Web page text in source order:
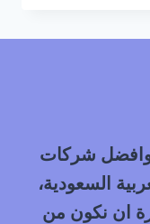
وافضل شركات
السعودية،
ان نكون من